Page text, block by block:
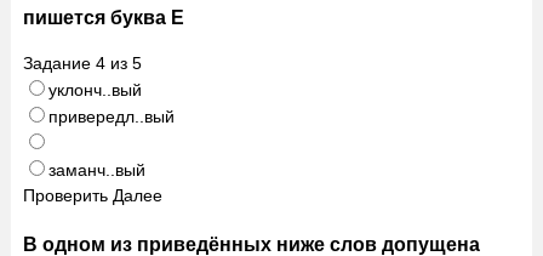
пишется буква Е
Задание 4из 5
уклонч..вый
привередл..вый
заманч..вый
Проверить Далее
В одном из приведённых ниже слов допущена